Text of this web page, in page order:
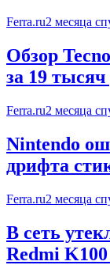
Ferra.ru2 месяца
Обзор
за 19
Ferra.ru2 месяца
Nintendo
дрифта
Ferra.ru2 месяца
В сеть
Redmi